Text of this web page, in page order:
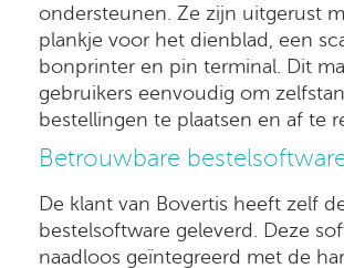
ondersteunen. Ze zijn uitgerust
plankje voor het dienblad, een
bonprinter en pin terminal. Dit
gebruikers eenvoudig om
bestellingen te plaatsen en af te
Betrouwbare
De klant van Bovertis heeft zelf
bestelsoftware geleverd. Deze
naadloos geïntegreerd met de